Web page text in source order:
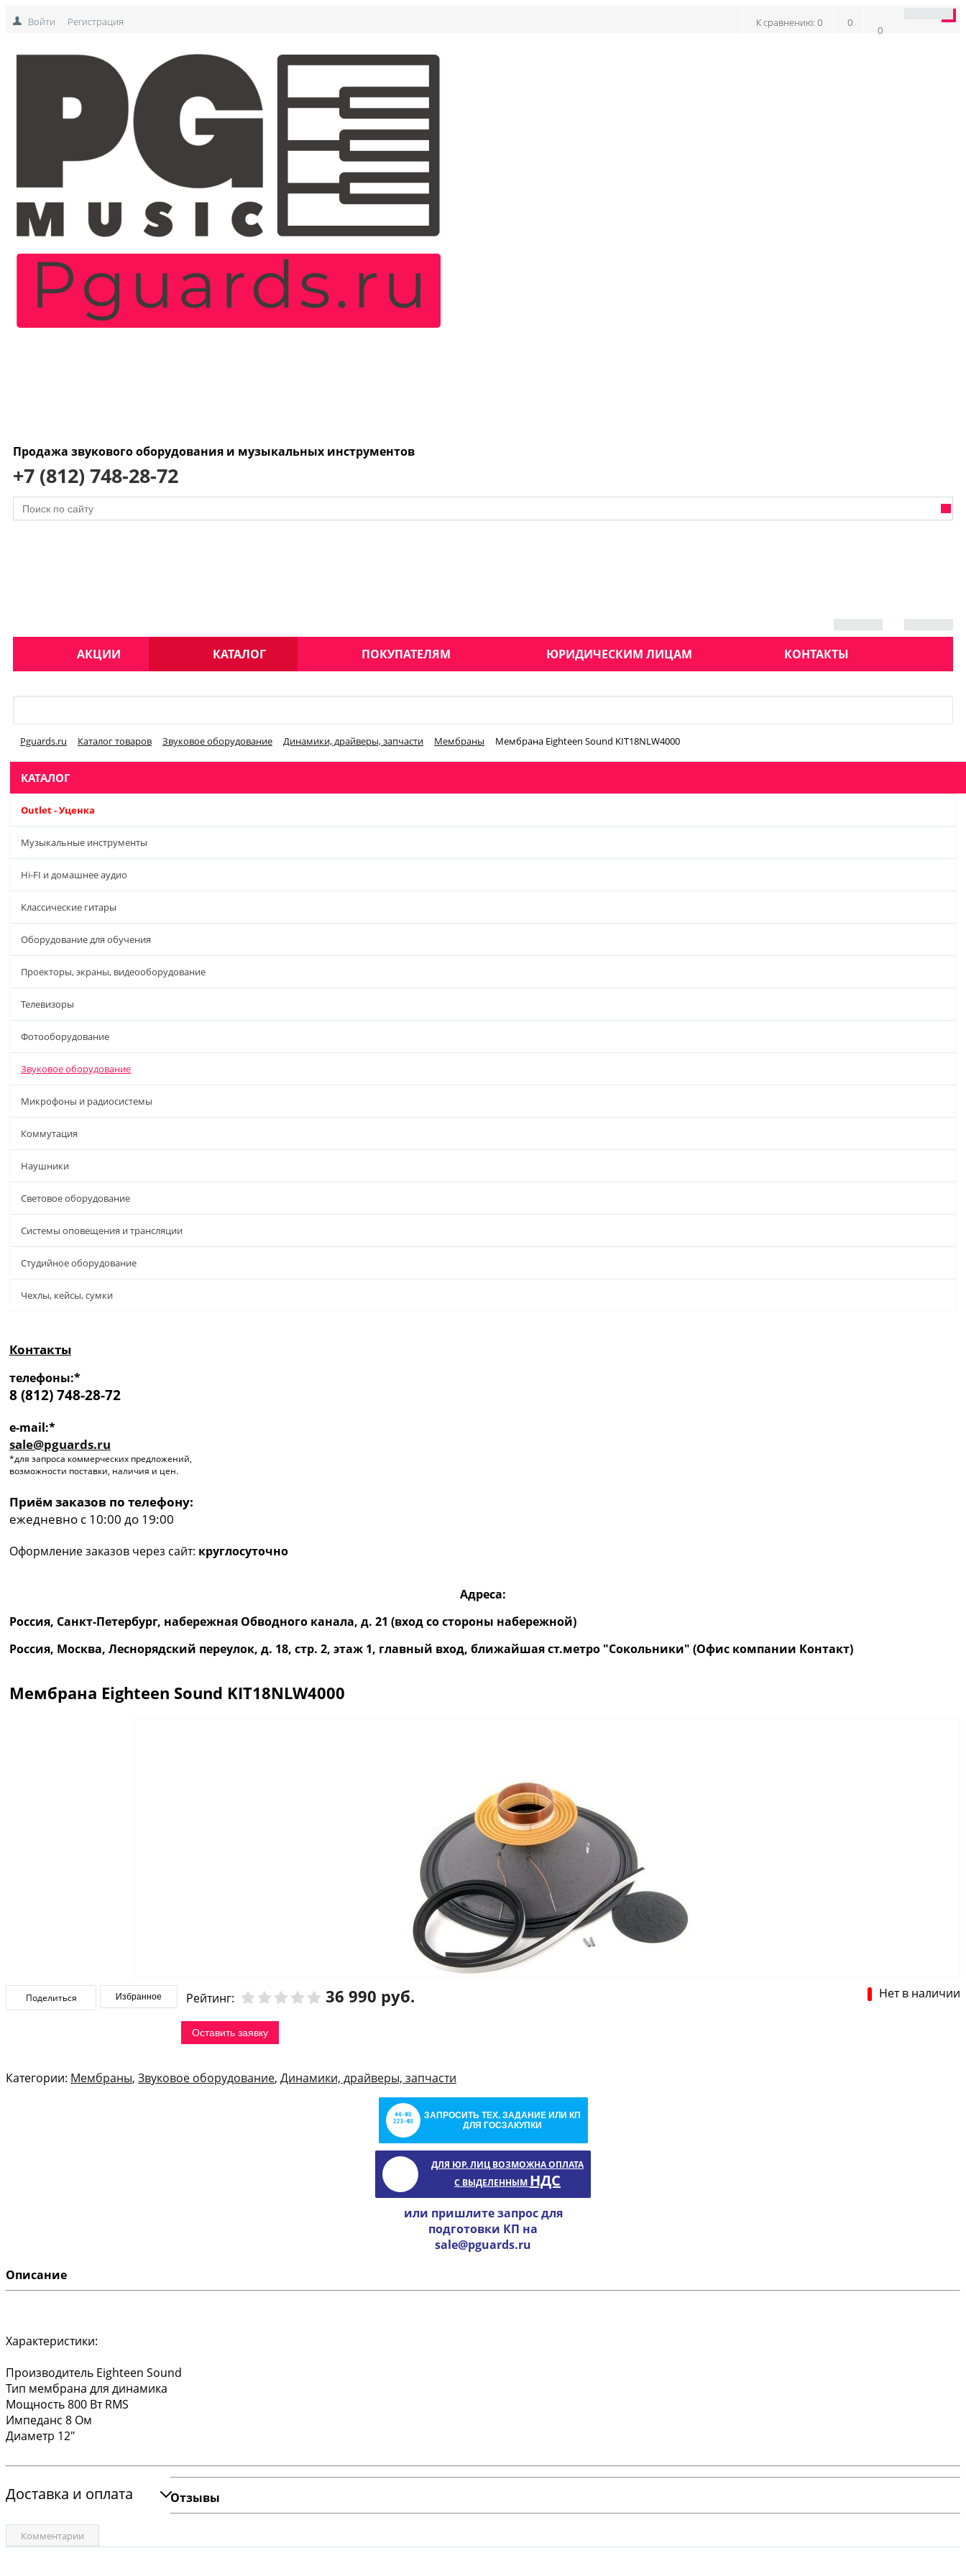
Войти Регистрация
0
0
К сравнению: 0
Продажа звукового оборудования и музыкальных инструментов
+7 (812) 748-28-72
АКЦИИ КАТАЛОГ ПОКУПАТЕЛЯМ ЮРИДИЧЕСКИМ ЛИЦАМ КОНТАКТЫ
Pguards.ru Каталог товаров Звуковое оборудование Динамики, драйверы, запчасти Мембраны Мембрана Eighteen Sound KIT18NLW4000
КАТАЛОГ
Outlet - Уценка
Музыкальные инструменты
Hi-FI и домашнее аудио
Классические гитары
Оборудование для обучения
Проекторы, экраны, видеооборудование
Телевизоры
Фотооборудование
Звуковое оборудование
Микрофоны и радиосистемы
Коммутация
Наушники
Световое оборудование
Системы оповещения и трансляции
Студийное оборудование
Чехлы, кейсы, сумки
Контакты
телефоны:*
8 (812) 748-28-72
e-mail:*
sale@pguards.ru
*для запроса коммерческих предложений,
возможности поставки, наличия и цен.
Приём заказов по телефону:
ежедневно с 10:00 до 19:00
Оформление заказов через сайт: круглосуточно
Адреса:
Россия, Санкт-Петербург, набережная Обводного канала, д. 21 (вход со стороны набережной)
Россия, Москва, Леснорядский переулок, д. 18, стр. 2, этаж 1, главный вход, ближайшая ст.метро "Сокольники" (Офис компании Контакт)
Мембрана Eighteen Sound KIT18NLW4000
Поделиться Избранное Рейтинг: Нет в наличии
36 990 руб.
Оставить заявку
Категории: Мембраны, Звуковое оборудование, Динамики, драйверы, запчасти
ЗАПРОСИТЬ ТЕХ. ЗАДАНИЕ ИЛИ КП
ДЛЯ ГОСЗАКУПКИ
ДЛЯ ЮР. ЛИЦ ВОЗМОЖНА ОПЛАТА
С ВЫДЕЛЕННЫМ НДС
или пришлите запрос для
подготовки КП на
sale@pguards.ru
Описание
Характеристики:
Производитель Eighteen Sound
Тип мембрана для динамика
Мощность 800 Вт RMS
Импеданс 8 Ом
Диаметр 12"
Доставка и оплата Отзывы
Комментарии